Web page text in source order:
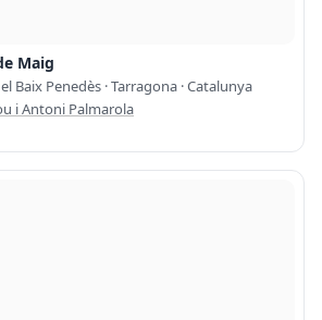
Maig
Baix Penedès · Tarragona · Catalunya
i Antoni Palmarola